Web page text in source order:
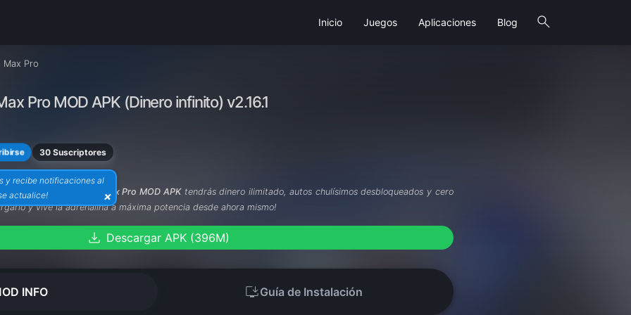
search
Inicio Juegos Aplicaciones Blog
Max Pro
Pro MOD APK (Dinero infinito) v2.16.1
30 Suscriptores
y recibe notificaciones al
actualice!
×
un peso? Con Race Max Pro MOD APKtendrás dinero ilimitado, autos chulísimos desbloqueados y cero
y vive la adrenalina a máxima potencia desde ahora mismo!
download Descargar APK (396M)
INFO install_desktopGuía de Instalación